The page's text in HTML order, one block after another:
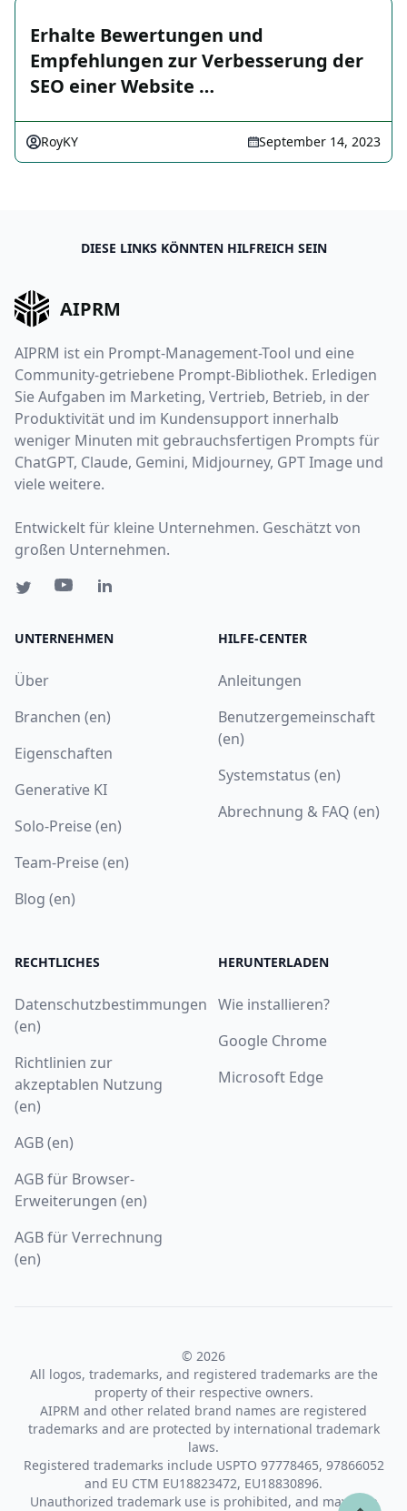
Erhalte Bewertungen und
Empfehlungen zur Verbesserung der
SEO einer Website …
RoyKY September 14, 2023
DIESE LINKS KÖNNTEN HILFREICH SEIN
AIPRM
AIPRM ist ein Prompt-Management-Tool und eine
Community-getriebene Prompt-Bibliothek. Erledigen
Sie Aufgaben im Marketing, Vertrieb, Betrieb, in der
Produktivität und im Kundensupport innerhalb
weniger Minuten mit gebrauchsfertigen Prompts für
ChatGPT, Claude, Gemini, Midjourney, GPT Image und
viele weitere.
Entwickelt für kleine Unternehmen. Geschätzt von
großen Unternehmen.
UNTERNEHMEN
Über
Branchen (en)
Eigenschaften
Generative KI
Solo-Preise (en)
Team-Preise (en)
Blog (en)
HILFE-CENTER
Anleitungen
Benutzergemeinschaft
(en)
Systemstatus (en)
Abrechnung & FAQ (en)
RECHTLICHES
Datenschutzbestimmungen
(en)
Richtlinien zur
akzeptablen Nutzung
(en)
AGB (en)
AGB für Browser-
Erweiterungen (en)
AGB für Verrechnung
(en)
HERUNTERLADEN
Wie installieren?
Google Chrome
Microsoft Edge
© 2026
All logos, trademarks, and registered trademarks are the
property of their respective owners.
AIPRM and other related brand names are registered
trademarks and are protected by international trademark
laws.
Registered trademarks include USPTO 97778465, 97866052
and EU CTM EU18823472, EU18830896.
Unauthorized trademark use is prohibited, and may be a